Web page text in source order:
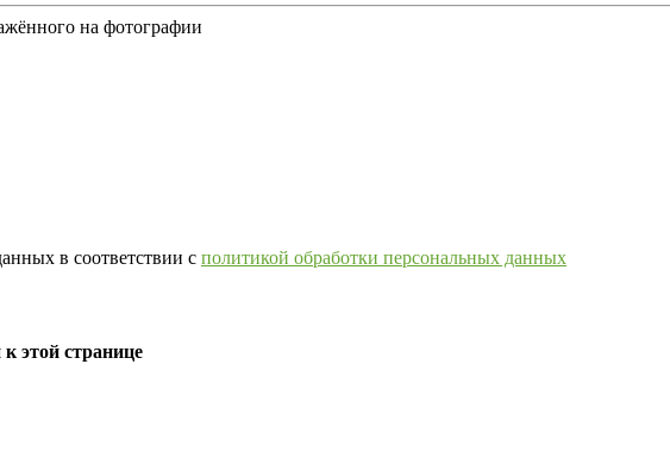
на фотографии
в соответствии с политикой обработки персональных данных
этой странице